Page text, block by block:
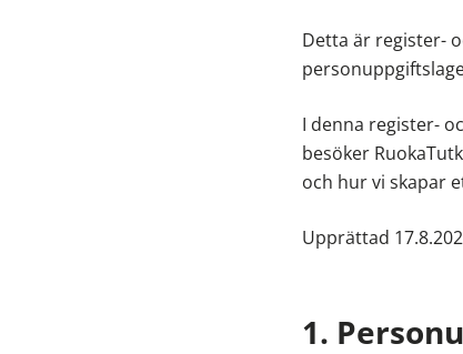
Detta är register-
I denna register-
besöker
och hur vi skapar
Upprättad
1.